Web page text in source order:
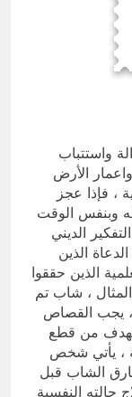
6 ساعات Ago
الغزو
واستتباب
الأرض
، فإذا عجز
وبنفس الوقت
الديني
الذين
الذين حققوا
المثال ، شاب تم
، يجب القصاص
من قطع
، يأتي شخص
الشاب قبل
حالته النفسية